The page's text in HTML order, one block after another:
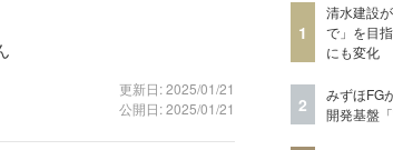
更新日: 2025/01/21
公開日: 2025/01/21
1
清水建設
で」を目
にも変化
2
みずほFG
開発基盤